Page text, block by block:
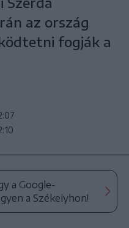
az ország
fogják a
a Google-
a Székelyhon!